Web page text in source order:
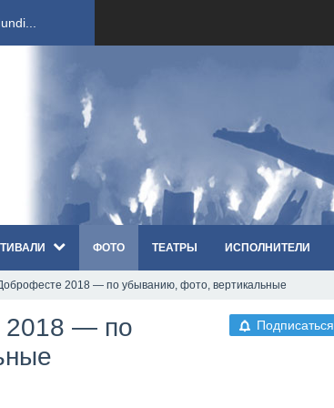
ко...
«Th...
«...
ФОТО ТЕАТРЫ ИСПОЛНИТЕЛИ
2018 — по убыванию, фото, вертикальные
Подписаться
2018 — по